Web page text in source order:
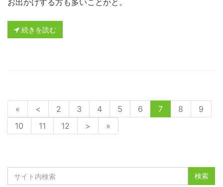
お出かけする方も多いことかと。
続きを読む
« < 2 3 4 5 6 7 8
9
10
11 12 > »